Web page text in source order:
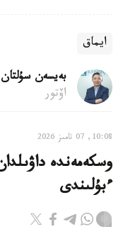
ايماق
بەيسەن سۇلتان
اۆتور
10:08, 07 تامىز 2026
وسكەمەندە
ءبۇلىندى